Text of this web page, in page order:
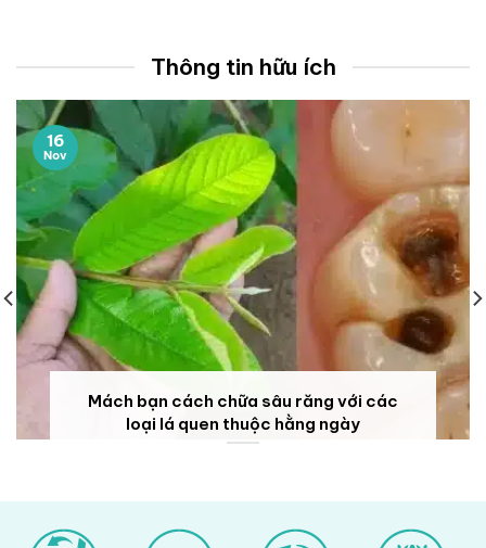
Thông tin hữu ích
Mách bạn cách chữa sâu răng với các
loại lá quen thuộc hằng ngày
16
Nov